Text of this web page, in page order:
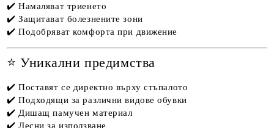
✔️ Намаляват триенето
✔️ Защитават болезнените зони
✔️ Подобряват комфорта при движение
⭐ Уникални предимства
✔️ Поставят се директно върху стъпалото
✔️ Подходящи за различни видове обувки
✔️ Дишащ памучен материал
✔️ Лесни за използване